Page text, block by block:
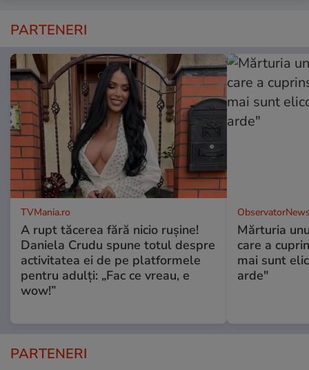
PARTENERI
TVMania.ro
A rupt tăcerea fără nicio rușine!
Daniela Crudu spune totul despre
activitatea ei de pe platformele
pentru adulți: „Fac ce vreau, e
wow!”
Mărturia
care a
mai sunt
arde"
PARTENERI